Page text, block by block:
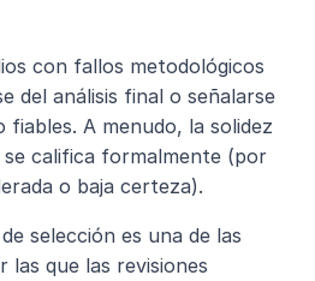
con fallos metodológicos
del análisis final o señalarse
A menudo, la solidez
se califica formalmente (por
o baja certeza).
selección es una de las
las que las revisiones